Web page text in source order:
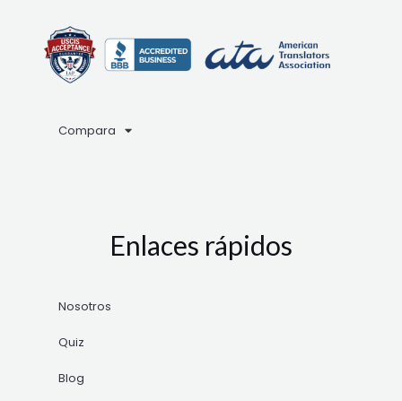
Compara
Enlaces rápidos
Nosotros
Quiz
Blog